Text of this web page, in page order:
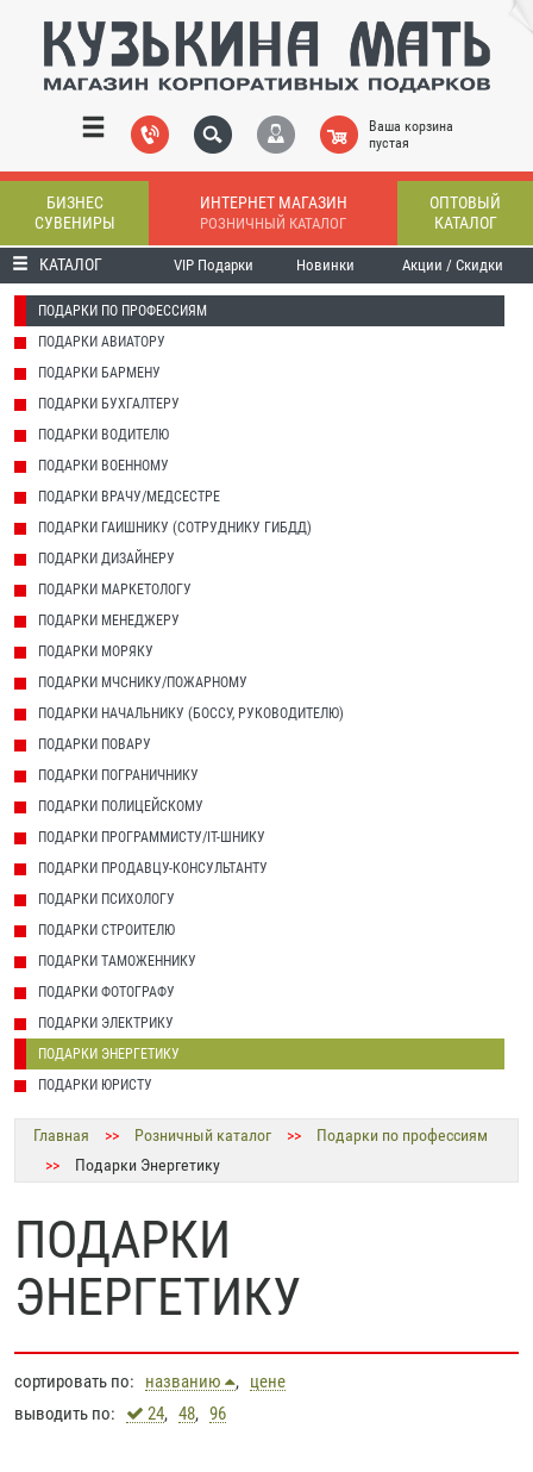
Ваша корзина
пустая
БИЗНЕС
СУВЕНИРЫ
ИНТЕРНЕТ МАГАЗИН
РОЗНИЧНЫЙ КАТАЛОГ
ОПТОВЫЙ
КАТАЛОГ
КАТАЛОГ VIP Подарки Новинки Акции / Скидки
ПОДАРКИ ПО ПРОФЕССИЯМ
ПОДАРКИ АВИАТОРУ
ПОДАРКИ БАРМЕНУ
ПОДАРКИ БУХГАЛТЕРУ
ПОДАРКИ ВОДИТЕЛЮ
ПОДАРКИ ВОЕННОМУ
ПОДАРКИ ВРАЧУ/МЕДСЕСТРЕ
ПОДАРКИ ГАИШНИКУ (СОТРУДНИКУ ГИБДД)
ПОДАРКИ ДИЗАЙНЕРУ
ПОДАРКИ МАРКЕТОЛОГУ
ПОДАРКИ МЕНЕДЖЕРУ
ПОДАРКИ МОРЯКУ
ПОДАРКИ МЧСНИКУ/ПОЖАРНОМУ
ПОДАРКИ НАЧАЛЬНИКУ (БОССУ, РУКОВОДИТЕЛЮ)
ПОДАРКИ ПОВАРУ
ПОДАРКИ ПОГРАНИЧНИКУ
ПОДАРКИ ПОЛИЦЕЙСКОМУ
ПОДАРКИ ПРОГРАММИСТУ/IT-ШНИКУ
ПОДАРКИ ПРОДАВЦУ-КОНСУЛЬТАНТУ
ПОДАРКИ ПСИХОЛОГУ
ПОДАРКИ СТРОИТЕЛЮ
ПОДАРКИ ТАМОЖЕННИКУ
ПОДАРКИ ФОТОГРАФУ
ПОДАРКИ ЭЛЕКТРИКУ
ПОДАРКИ ЭНЕРГЕТИКУ
ПОДАРКИ ЮРИСТУ
Главная >> Розничный каталог >>
Подарки по профессиям
>>
Подарки Энергетику
ПОДАРКИ
ЭНЕРГЕТИКУ
сортировать по: названию , цене
выводить по:
24, 48, 96